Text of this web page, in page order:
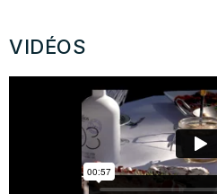
VIDÉOS